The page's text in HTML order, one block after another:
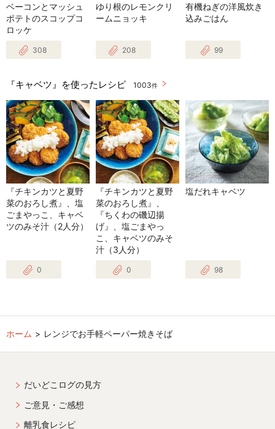
ベーコンとマッシュ
ポテトのスコップコ
ロッケ
308
ゆり根のレモンクリ
ームニョッキ
208
有機ねぎの洋風炊き
込みごはん
99
『キャベツ』を使ったレシピ 1003件
『チキンカツと夏野
菜のおろし煮』、塩
ごまやっこ、キャベ
ツのみそ汁（2人分）
0
『チキンカツと夏野
菜のおろし煮』、
『ちくわの磯辺揚
げ』、塩ごまやっ
こ、キャベツのみそ
汁（3人分）
0
塩だれキャベツ
98
ホーム レンジでお手軽ペーパー焼きそば
だいどこログの見方
ご意見・ご感想
離乳食レシピ